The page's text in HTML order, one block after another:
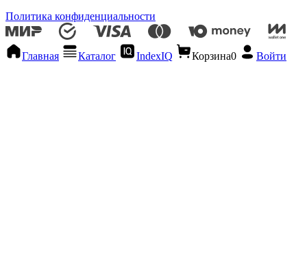
Политика конфиденциальности
Главная Каталог IndexIQ Корзина0 Войти